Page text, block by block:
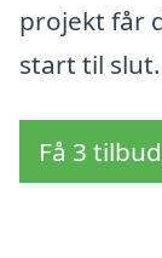
projekt får
start til slut.
Få 3